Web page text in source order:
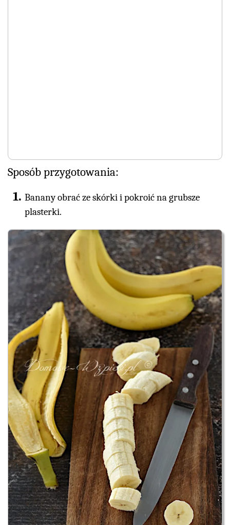
Sposób przygotowania:
Banany obrać ze skórki i pokroić na grubsze
plasterki.